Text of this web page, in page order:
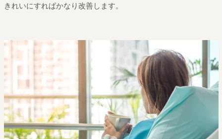
きれいにすればかなり改善します。